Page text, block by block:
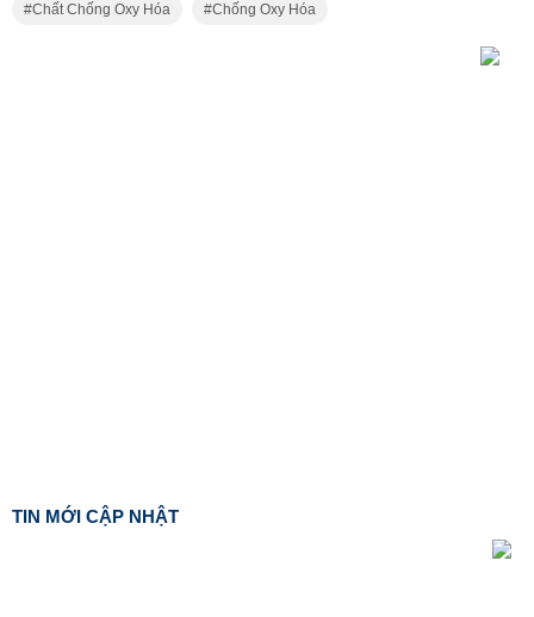
Chất Chống Oxy Hóa Chống Oxy Hóa
TIN MỚI CẬP NHẬT